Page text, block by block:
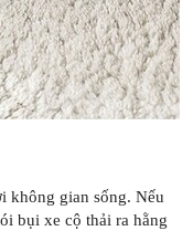
không gian sống. Nếu
bụi xe cộ thải ra hằng